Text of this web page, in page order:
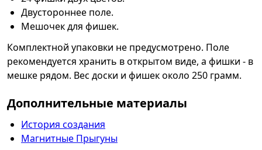
Двустороннее поле.
Мешочек для фишек.
Комплектной упаковки не предусмотрено. Поле
рекомендуется хранить в открытом виде, а фишки - в
мешке рядом. Вес доски и фишек около 250 грамм.
Дополнительные материалы
История создания
Магнитные Прыгуны